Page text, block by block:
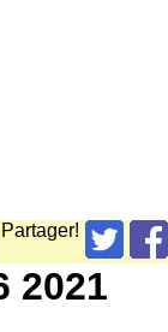
Partager!
2021